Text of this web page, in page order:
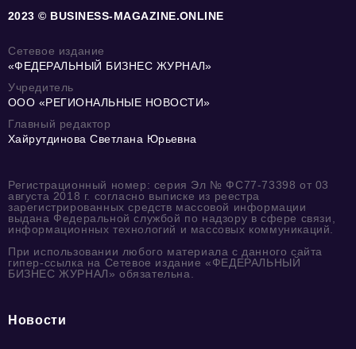
2023 © BUSINESS-MAGAZINE.ONLINE
Сетевое издание
«ФЕДЕРАЛЬНЫЙ БИЗНЕС ЖУРНАЛ»
Учредитель
ООО «РЕГИОНАЛЬНЫЕ НОВОСТИ»
Главный редактор
Хайрутдинова Светлана Юрьевна
Регистрационный номер: серия Эл № ФС77-73398 от 03
августа 2018 г. согласно выписке из реестра
зарегистрированных средств массовой информации
выдана Федеральной службой по надзору в сфере связи,
информационных технологий и массовых коммуникаций.
При использовании любого материала с данного сайта
гипер-ссылка на Сетевое издание «ФЕДЕРАЛЬНЫЙ
БИЗНЕС ЖУРНАЛ» обязательна.
Новости